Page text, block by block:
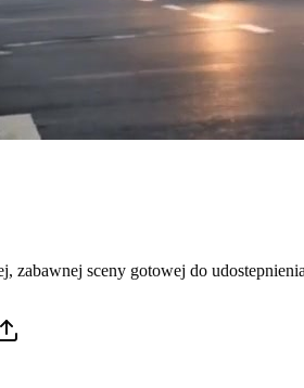
zabawnej sceny gotowej do